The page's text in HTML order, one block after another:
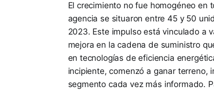
El crecimiento no fue homogéneo en
agencia se situaron entre 45 y 50
2023. Este impulso está vinculado a
mejora en la cadena de suministro
en tecnologías de eficiencia
incipiente, comenzó a ganar terreno,
segmento cada vez más informado.